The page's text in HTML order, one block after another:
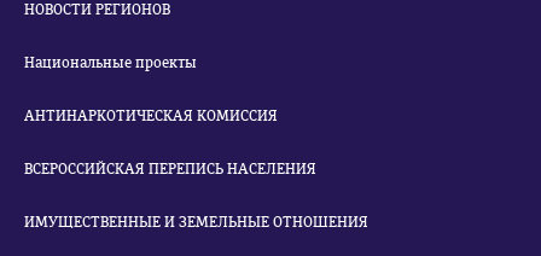
НОВОСТИ РЕГИОНОВ
Национальные проекты
АНТИНАРКОТИЧЕСКАЯ КОМИССИЯ
ВСЕРОССИЙСКАЯ ПЕРЕПИСЬ НАСЕЛЕНИЯ
ИМУЩЕСТВЕННЫЕ И ЗЕМЕЛЬНЫЕ ОТНОШЕНИЯ